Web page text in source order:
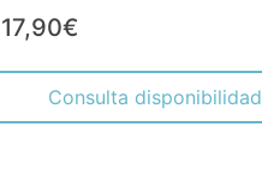
17,90€
Consulta disponibilidad